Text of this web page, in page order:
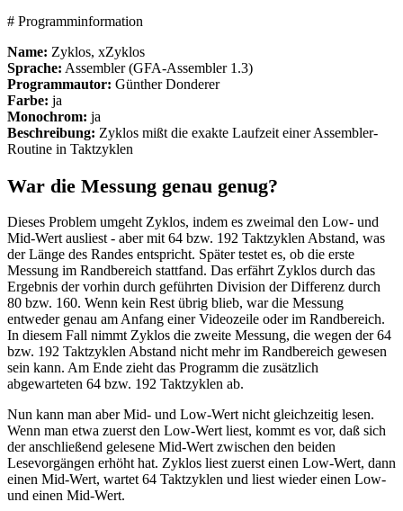
# Programminformation
Name: Zyklos, xZyklos
Sprache: Assembler (GFA-Assembler 1.3)
Programmautor: Günther Donderer
Farbe: ja
Monochrom: ja
Beschreibung: Zyklos mißt die exakte Laufzeit einer Assembler-
Routine in Taktzyklen
War die Messung genau genug?
Dieses Problem umgeht Zyklos, indem es zweimal den Low- und
Mid-Wert ausliest - aber mit 64 bzw. 192 Taktzyklen Abstand, was
der Länge des Randes entspricht. Später testet es, ob die erste
Messung im Randbereich stattfand. Das erfährt Zyklos durch das
Ergebnis der vorhin durch geführten Division der Differenz durch
80 bzw. 160. Wenn kein Rest übrig blieb, war die Messung
entweder genau am Anfang einer Videozeile oder im Randbereich.
In diesem Fall nimmt Zyklos die zweite Messung, die wegen der 64
bzw. 192 Taktzyklen Abstand nicht mehr im Randbereich gewesen
sein kann. Am Ende zieht das Programm die zusätzlich
abgewarteten 64 bzw. 192 Taktzyklen ab.
Nun kann man aber Mid- und Low-Wert nicht gleichzeitig lesen.
Wenn man etwa zuerst den Low-Wert liest, kommt es vor, daß sich
der anschließend gelesene Mid-Wert zwischen den beiden
Lesevorgängen erhöht hat. Zyklos liest zuerst einen Low-Wert, dann
einen Mid-Wert, wartet 64 Taktzyklen und liest wieder einen Low-
und einen Mid-Wert.